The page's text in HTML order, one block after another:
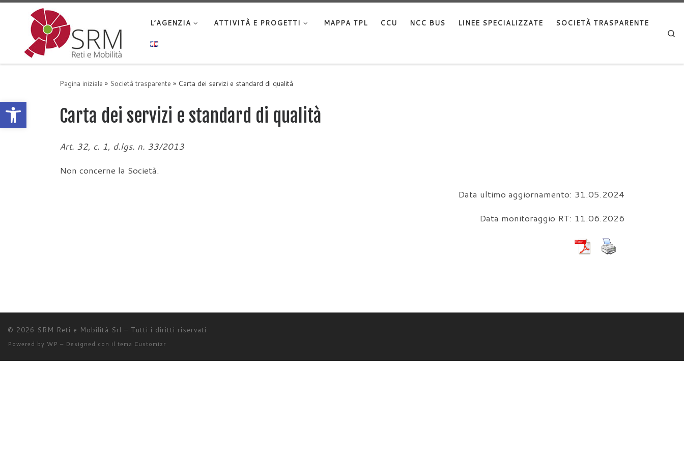
Apri la barra degli strumenti
Passa al contenuto
L’AGENZIA ATTIVITÀ E PROGETTI MAPPA TPL CCU NCC BUS LINEE SPECIALIZZATE SOCIETÀ TRASPARENTE
Pagina iniziale » Società trasparente » Carta dei servizi e standard di qualità
Carta dei servizi e standard di qualità
Art. 32, c. 1, d.lgs. n. 33/2013
Non concerne la Società.
Data ultimo aggiornamento: 31.05.2024
Data monitoraggio RT: 11.06.2026
© 2026 SRM Reti e Mobilità Srl – Tutti i diritti riservati
Powered by WP – Designed con il tema Customizr